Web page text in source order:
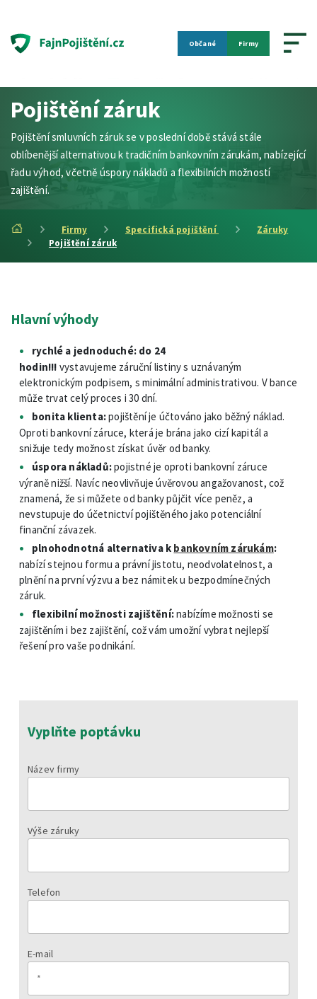
Občané Firmy
Pojištění záruk
Pojištění smluvních záruk se v poslední době stává stále
oblíbenější alternativou k tradičním bankovním zárukám, nabízející
řadu výhod, včetně úspory nákladů a flexibilních možností
zajištění.
Firmy Specifická pojištění
Záruky
Pojištění záruk
Hlavní výhody
rychlé a jednoduché: do 24
hodin!!! vystavujeme záruční listiny s uznávaným
elektronickým podpisem, s minimální administrativou. V bance
může trvat celý proces i 30 dní.
bonita klienta:pojištění je účtováno jako běžný náklad.
Oproti bankovní záruce, která je brána jako cizí kapitál a
snižuje tedy možnost získat úvěr od banky.
úspora nákladů:pojistné je oproti bankovní záruce
výraně nižší. Navíc neovlivňuje úvěrovou angažovanost, což
znamená, že si můžete od banky půjčit více peněz, a
nevstupuje do účetnictví pojištěného jako potenciální
finanční závazek.
plnohodnotná alternativa k bankovním zárukám:
nabízí stejnou formu a právní jistotu, neodvolatelnost, a
plnění na první výzvu a bez námitek u bezpodmínečných
záruk.
flexibilní možnosti zajištění:nabízíme možnosti se
zajištěním i bez zajištění, což vám umožní vybrat nejlepší
řešení pro vaše podnikání.
Vyplňte poptávku
Název firmy
Výše záruky
Telefon
E-mail